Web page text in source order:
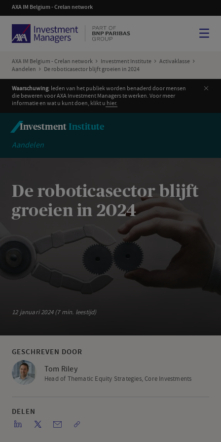
AXA IM Belgium - Crelan network
AXA IM Belgium - Crelan network Investment Institute
Activaklasse
Aandelen
De roboticasector blijft groeien in 2024
Waarschuwing: leden van het publiek worden benaderd door mensen
die beweren voor AXA Investment Managers te werken. Voor meer
informatie en wat u kunt doen, klikt u hier.
Investment Institute
Aandelen
De roboticasector blijft
groeien in 2024
12 januari 2024 (7 min. leestijd)
GESCHREVEN DOOR
Tom Riley
Head of Thematic Equity Strategies, Core Investments
DELEN